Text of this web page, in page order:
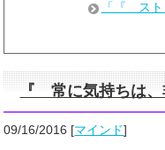
「『 ス
『 常に気持ちは
09/16/2016 [マインド]